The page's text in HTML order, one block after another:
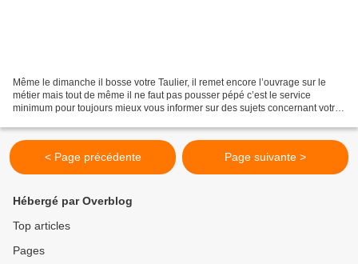
Même le dimanche il bosse votre Taulier, il remet encore l’ouvrage sur le
métier mais tout de même il ne faut pas pousser pépé c’est le service
minimum pour toujours mieux vous informer sur des sujets concernant votre
< Page précédente Page suivante >
Hébergé par Overblog
Top articles
Pages